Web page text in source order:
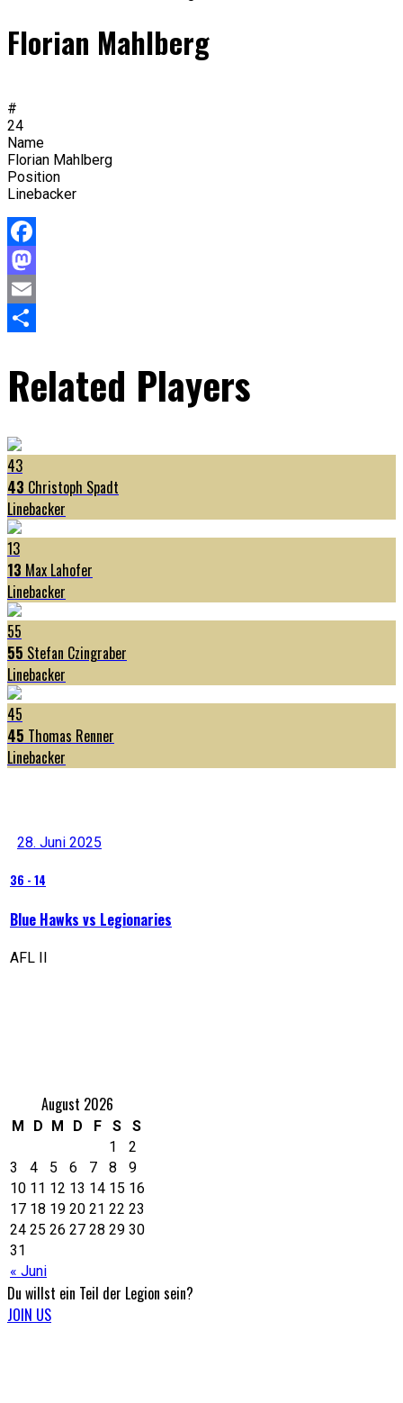
Florian Mahlberg
#
24
Name
Florian Mahlberg
Position
Linebacker
Facebook
Mastodon
Email
Related Players
43
43 Christoph Spadt
Linebacker
13
13 Max Lahofer
Linebacker
55
55 Stefan Czingraber
Linebacker
45
45 Thomas Renner
Linebacker
28. Juni 2025
36 - 14
Blue Hawks vs Legionaries
AFL II
August 2026
M D M D F S S
« Juni
1
2
3
4 5 6 7 8
9
10 11 12 13 14 15 16
17 18 19 20 21 22 23
24 25 26 27 28 29 30
31
Du willst ein Teil der Legion sein?
JOIN US